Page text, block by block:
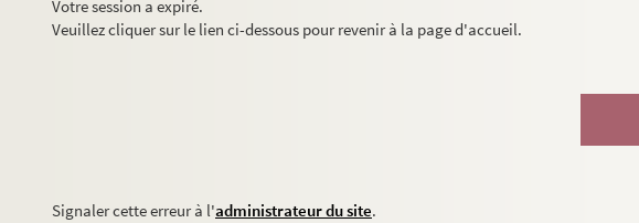
Votre session a expiré.
Veuillez cliquer sur le lien ci-dessous pour revenir à la page d'accueil.
Signaler cette erreur à l'administrateur du site.